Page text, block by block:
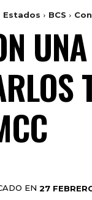
Estados BCS
EN 27